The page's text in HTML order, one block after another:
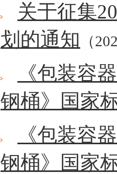
关于征集
划的通知 （
《包装容
钢桶》国家
《包装容
钢桶》国家